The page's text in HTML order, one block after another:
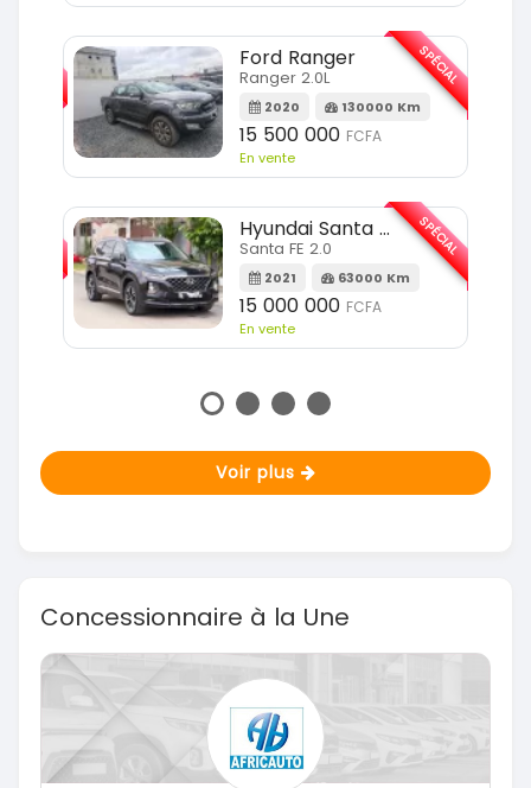
Ford Ranger
Ranger 2.0L
2020 130000 Km
15 500 000 FCFA
En vente
SPÉCIAL
Hyundai Santa FE
Santa FE 2.0
2021 63000 Km
15 000 000 FCFA
En vente
SPÉCIAL
Voir plus
Concessionnaire à la Une